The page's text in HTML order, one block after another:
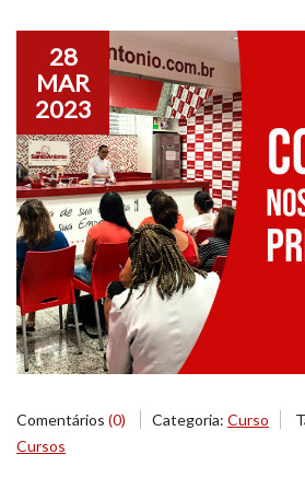
Comentários (0) Categoria: Curso
Cursos
28
MAR
2023